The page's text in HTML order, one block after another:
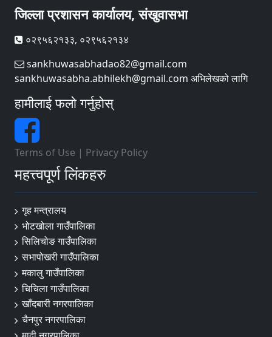
जिल्ला प्रशासन कार्यालय, संखुवासभा
०२९५६२१३३, ०२९५६२१३४
sankhuwasabhadao82@gmail.com
sankhuwasabha.abhilekh@gmail.com अभिलेखको लागि
हामीलाई फलो गर्नुहोस्
Terms of Use | Privacy Policy
महत्त्वपूर्ण लिंकहरु
गृह मन्त्रालय
भोटखोला गाउँपालिका
सिलिचोङ गाउँपालिका
सभापोखरी गाउँपालिका
मकालु गाउँपालिका
चिचिला गाउँपालिका
खाँदबारी नगरपालिका
चैनपुर नगरपालिका